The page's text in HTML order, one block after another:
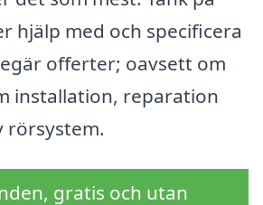
hjälp med och specificera
offerter; oavsett om
installation, reparation
rörsystem.
gratis och utan